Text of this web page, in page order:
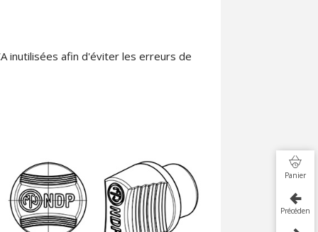
inutilisées afin d'éviter les erreurs de
Panier
Précédent